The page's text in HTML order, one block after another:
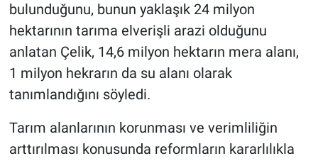
bulunduğunu, bunun yaklaşık 24 milyon
hektarının tarıma elverişli arazi olduğunu
anlatan Çelik, 14,6 milyon hektarın mera alanı,
1 milyon hekrarın da su alanı olarak
tanımlandığını söyledi.
Tarım alanlarının korunması ve verimliliğin
arttırılması konusunda reformların kararlılıkla